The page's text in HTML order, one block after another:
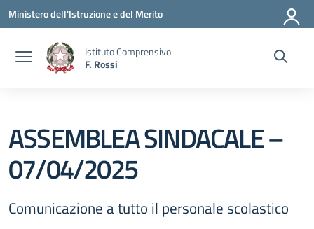
Vai ai contenuti
Vai al menu di navigazione
Vai al footer
Ministero dell'Istruzione e del Merito
Istituto Comprensivo
F. Rossi
ASSEMBLEA SINDACALE –
07/04/2025
Comunicazione a tutto il personale scolastico